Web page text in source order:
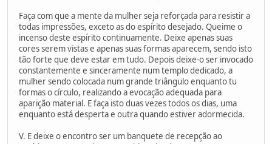
Faça com que a mente da mulher seja reforçada para resistir a
todas impressões, exceto as do espírito desejado. Queime o
incenso deste espírito continuamente. Deixe apenas suas
cores serem vistas e apenas suas formas aparecem, sendo isto
tão forte que deve estar em tudo. Depois deixe-o ser invocado
constantemente e sinceramente num templo dedicado, a
mulher sendo colocada num grande triângulo enquanto tu
formas o círculo, realizando a evocação adequada para
aparição material. E faça isto duas vezes todos os dias, uma
enquanto está desperta e outra quando estiver adormecida.
V. E deixe o encontro ser um banquete de recepção ao